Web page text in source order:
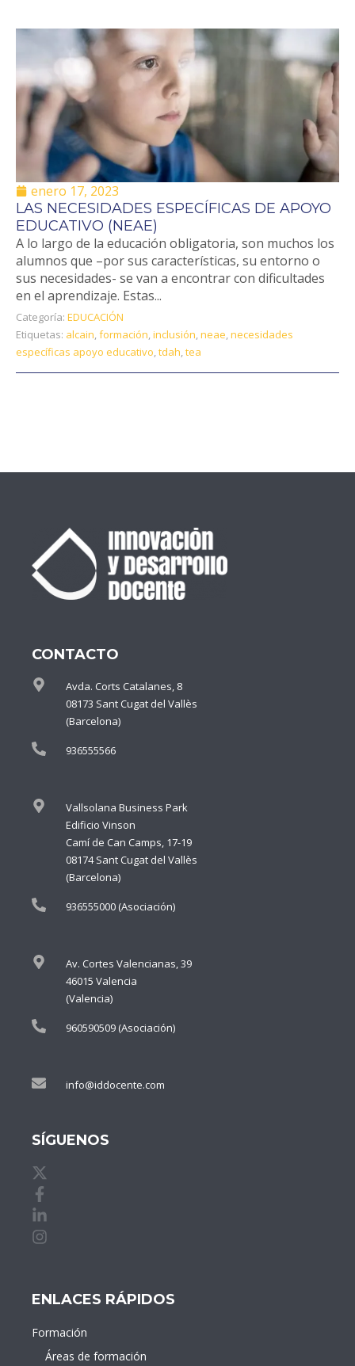
enero 17, 2023
LAS NECESIDADES ESPECÍFICAS DE APOYO
EDUCATIVO (NEAE)
A lo largo de la educación obligatoria, son muchos los
alumnos que –por sus características, su entorno o
sus necesidades- se van a encontrar con dificultades
en el aprendizaje. Estas...
Categoría: EDUCACIÓN
Etiquetas: alcain,formación,inclusión,neae,necesidades
específicas apoyo educativo,tdah,tea
CONTACTO
Avda. Corts Catalanes, 8
08173 Sant Cugat del Vallès
(Barcelona)
936555566
Vallsolana Business Park
Edificio Vinson
Camí de Can Camps, 17-19
08174 Sant Cugat del Vallès
(Barcelona)
936555000 (Asociación)
Av. Cortes Valencianas, 39
46015 Valencia
(Valencia)
960590509 (Asociación)
info@iddocente.com
SÍGUENOS
ENLACES RÁPIDOS
Formación
Áreas de formación